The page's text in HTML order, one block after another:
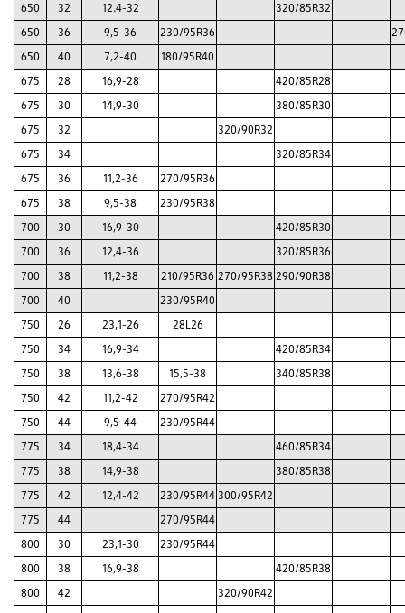
650
32 12.4-32
320/85R32
650
36 9,5-36 230/95R36
650
40 7,2-40
180/95R40
675
28 16,9-28
420/85R28
675
30 14,9-30
380/85R30
675
32
320/90R32
675
34
320/85R34
675
36 11,2-36
270/95R36
675
38 9,5-38
230/95R38
700
30 16,9-30
420/85R30
700
36 12,4-36
320/85R36
700
38 11,2-38 210/95R36 270/95R38 290/90R38
700
40
230/95R40
750
26 23,1-26
28L26
750
34 16,9-34
420/85R34
750
38 13,6-38 15,5-38
340/85R38
750
42 11,2-42
270/95R42
750
44 9,5-44
230/95R44
775
34 18,4-34
460/85R34
775
38 14,9-38
380/85R38
775
42 12,4-42 230/95R44 300/95R42
775
44
270/95R44
800
30 23,1-30
230/95R44
800
38 16,9-38
420/85R38
800
42
320/90R42